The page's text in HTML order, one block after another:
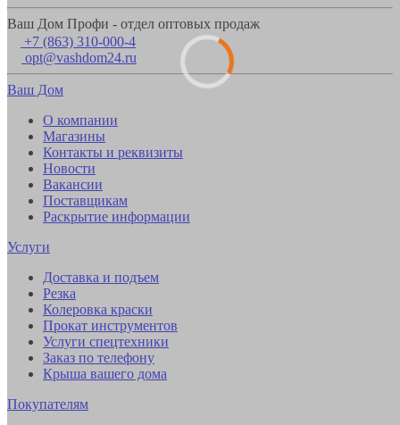
Ваш Дом Профи - отдел оптовых продаж
+7 (863) 310-000-4
opt@vashdom24.ru
Ваш Дом
О компании
Магазины
Контакты и реквизиты
Новости
Вакансии
Поставщикам
Раскрытие информации
Услуги
Доставка и подъем
Резка
Колеровка краски
Прокат инструментов
Услуги спецтехники
Заказ по телефону
Крыша вашего дома
Покупателям